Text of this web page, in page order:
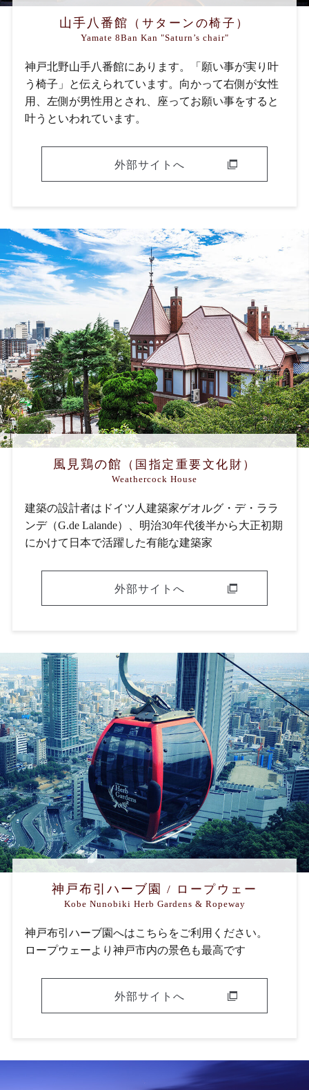
山手八番館 （サターンの椅子）
Yamate 8Ban Kan "Saturn’s chair"
神戸北野山手八番館にあります。「願い事が実り叶
う椅子」と伝えられています。向かって右側が女性
用、左側が男性用とされ、座ってお願い事をすると
叶うといわれています。
外部サイトへ
風見鶏の館 （国指定重要文化財）
Weathercock House
建築の設計者はドイツ人建築家ゲオルグ・デ・ララ
ンデ（G.de Lalande）、明治30年代後半から大正初期
にかけて日本で活躍した有能な建築家
外部サイトへ
神戸布引ハーブ園 / ロープウェー
Kobe Nunobiki Herb Gardens & Ropeway
神戸布引ハーブ園へはこちらをご利用ください。
ロープウェーより神戸市内の景色も最高です
外部サイトへ